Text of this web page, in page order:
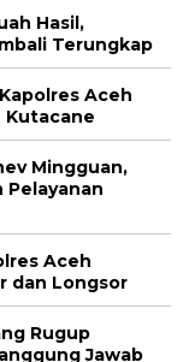
Hasil,
Terungkap
Aceh
Kutacane
Mingguan,
Pelayanan
Aceh
dan Longsor
Rugup
Jawab